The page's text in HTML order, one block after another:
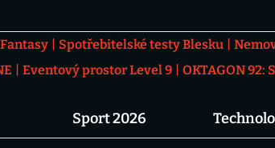
Spotřebitelské testy Blesku
Eventový prostor Level 9 OKTAGON 92:
Sport 2026